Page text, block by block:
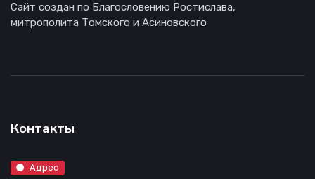
Сайт создан по Благословению Ростислава,
митрополита Томского и Асиновского
Контакты
Адрес